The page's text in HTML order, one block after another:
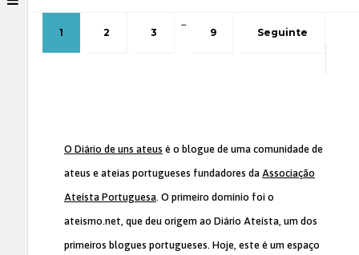
1 2 3
…
9 Seguinte
O Diário de uns ateus é o blogue de uma comunidade de
ateus e ateias portugueses fundadores da Associação
Ateísta Portuguesa. O primeiro domínio foi o
ateismo.net, que deu origem ao Diário Ateísta, um dos
primeiros blogues portugueses. Hoje, este é um espaço